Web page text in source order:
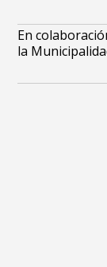
En
la